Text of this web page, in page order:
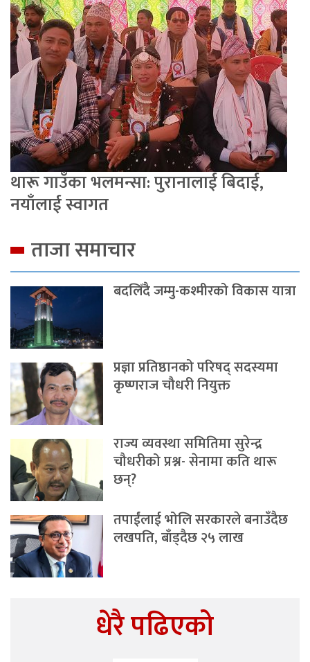
थारू गाउँका भलमन्सा: पुरानालाई बिदाई,
नयाँलाई स्वागत
ताजा समाचार
बदलिँदै जम्मु-कश्मीरको विकास यात्रा
प्रज्ञा प्रतिष्ठानको परिषद् सदस्यमा
कृष्णराज चौधरी नियुक्त
राज्य व्यवस्था समितिमा सुरेन्द्र
चौधरीको प्रश्न- सेनामा कति थारू
छन्?
तपाईंलाई भोलि सरकारले बनाउँदैछ
लखपति, बाँड्दैछ २५ लाख
धेरै पढिएको